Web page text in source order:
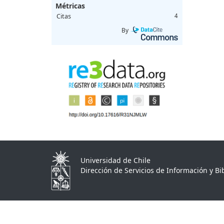
Métricas
Citas 4
By
Universidad de Chile
Dirección de Servicios de Información y